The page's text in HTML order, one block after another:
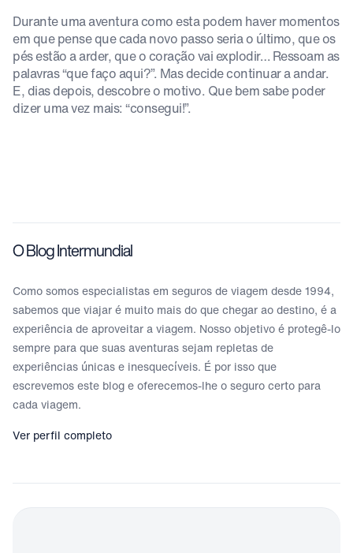
Durante uma aventura como esta podem haver momentos
em que pense que cada novo passo seria o último, que os
pés estão a arder, que o coração vai explodir… Ressoam as
palavras “que faço aqui?”. Mas decide continuar a andar.
E, dias depois, descobre o motivo. Que bem sabe poder
dizer uma vez mais: “consegui!”.
O Blog Intermundial
Como somos especialistas em seguros de viagem desde 1994,
sabemos que viajar é muito mais do que chegar ao destino, é a
experiência de aproveitar a viagem. Nosso objetivo é protegê-lo
sempre para que suas aventuras sejam repletas de
experiências únicas e inesquecíveis. É por isso que
escrevemos este blog e oferecemos-lhe o seguro certo para
cada viagem.
Ver perfil completo